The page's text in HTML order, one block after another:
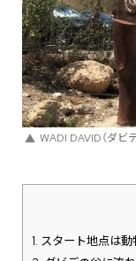
WADI DAVID（ダビ
1. スタート地点は